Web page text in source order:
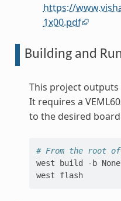
https://
1x00.pdf
Building and
This project
It requires a
to the desired
# From the root
west
build -b None
west
flash